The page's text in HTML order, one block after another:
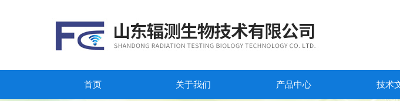
首页 关于我们 产品中心 技术